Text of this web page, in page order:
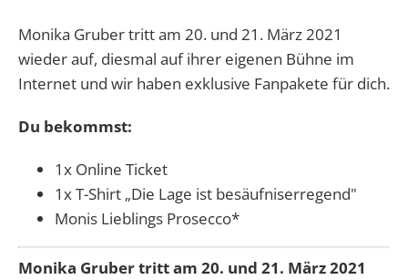
Monika Gruber tritt am 20. und 21. März 2021
wieder auf, diesmal auf ihrer eigenen Bühne im
Internet und wir haben exklusive Fanpakete für dich.
Du bekommst:
1x Online Ticket
1x T-Shirt „Die Lage ist besäufniserregend"
Monis Lieblings Prosecco*
Monika Gruber tritt am 20. und 21. März 2021